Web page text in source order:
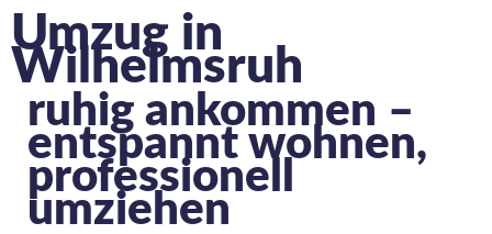
Umzug in
Wilhelmsruh
ruhig ankommen –
entspannt wohnen,
professionell
umziehen